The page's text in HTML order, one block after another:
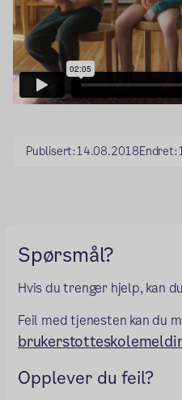
Publisert:14.08.2018Endret:
Spørsmål?
Hvis du trenger hjelp, kan
Feil med tjenesten kan du
Opplever du feil?